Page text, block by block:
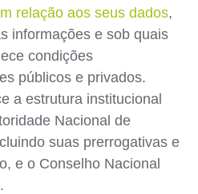
relação aos seus dados,
informações e sob quais
condições
públicos e privados.
a estrutura institucional
Nacional de
suas prerrogativas e
e o Conselho Nacional